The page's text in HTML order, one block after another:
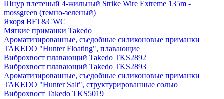
Шнур плетеный 4-жильный Strike Wire Extreme 135m -
mossgreen (темно-зеленый)
Якоря BFT&CWC
Мягкие приманки Takedo
Ароматизированные, съедобные силиконовые приманки
TAKEDO "Hunter Floating", плавающие
Виброхвост плавающий Takedo TKS2892
Виброхвост плавающий Takedo TKS2893
Ароматизированные, съедобные силиконовые приманки
TAKEDO "Hunter Salt", структурированные солью
Виброхвост Takedo TKS5019